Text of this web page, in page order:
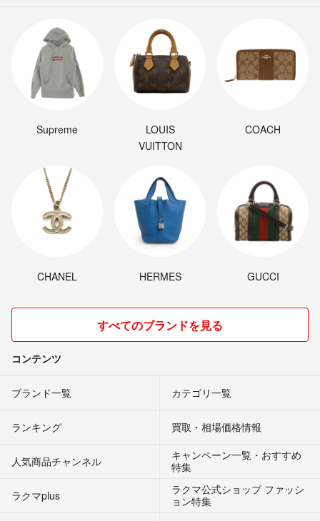
Supreme
LOUIS
VUITTON
COACH
CHANEL HERMES GUCCI
すべてのブランドを見る
コンテンツ
ブランド一覧 カテゴリ一覧
ランキング 買取・相場価格情報
人気商品チャンネル
キャンペーン一覧・おすすめ
特集
ラクマplus
ラクマ公式ショップ ファッシ
ョン特集